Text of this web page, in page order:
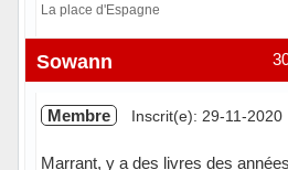
La place d'Espagne
Hors ligne
Sowann
Membre Inscrit(e): 29-11-2020
Marrant, y a des livres des